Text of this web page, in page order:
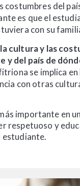
costumbres del
es que el
con su
cultura y las
y del país de
se implica en
con otras
importante en
respetuoso y
estudiante.